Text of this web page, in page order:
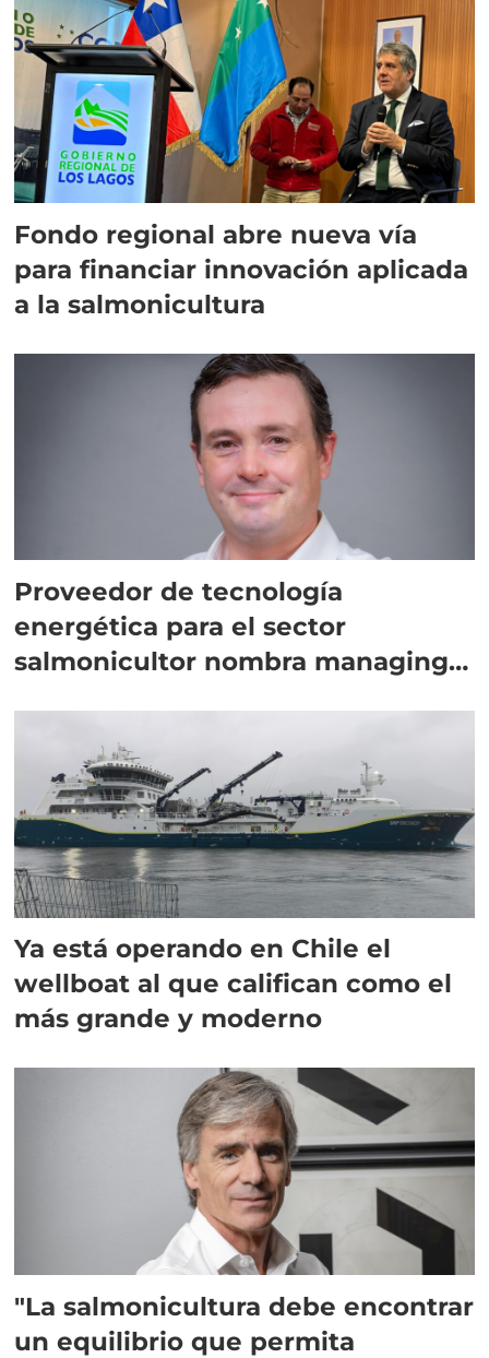
Fondo regional abre nueva vía
para financiar innovación aplicada
a la salmonicultura
Proveedor de tecnología
energética para el sector
salmonicultor nombra managing
Ya está operando en Chile el
wellboat al que califican como el
más grande y moderno
"La salmonicultura debe encontrar
un equilibrio que permita